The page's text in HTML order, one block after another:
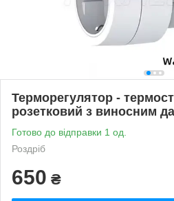
Терморегулятор -
розетковий з виносним
Готово до відправки 1 од.
Роздріб
650 ₴